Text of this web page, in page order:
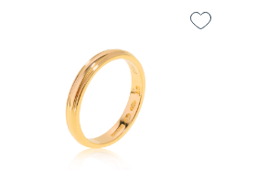
золото 750 пробы
Подробнее